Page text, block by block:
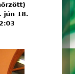
jún 18.